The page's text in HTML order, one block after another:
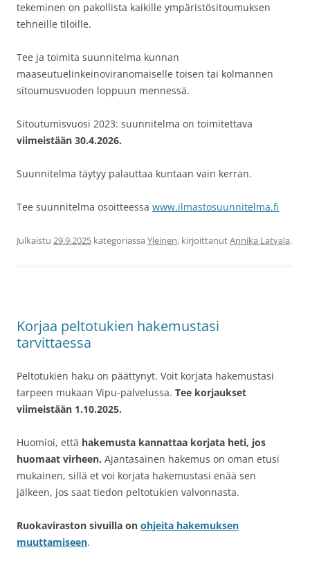
tekeminen on pakollista kaikille ympäristösitoumuksen
tehneille tiloille.
Tee ja toimita suunnitelma kunnan
maaseutuelinkeinoviranomaiselle toisen tai kolmannen
sitoumusvuoden loppuun mennessä.
Sitoutumisvuosi 2023: suunnitelma on toimitettava
viimeistään 30.4.2026.
Suunnitelma täytyy palauttaa kuntaan vain kerran.
Tee suunnitelma osoitteessa www.ilmastosuunnitelma.fi
Julkaistu 29.9.2025 kategoriassa Yleinen, kirjoittanutAnnika Latvala.
Korjaa peltotukien hakemustasi
tarvittaessa
Peltotukien haku on päättynyt. Voit korjata hakemustasi
tarpeen mukaan Vipu-palvelussa. Tee korjaukset
viimeistään 1.10.2025.
Huomioi, että hakemusta kannattaa korjata heti, jos
huomaat virheen. Ajantasainen hakemus on oman etusi
mukainen, sillä et voi korjata hakemustasi enää sen
jälkeen, jos saat tiedon peltotukien valvonnasta.
Ruokaviraston sivuilla on ohjeita hakemuksen
muuttamiseen.